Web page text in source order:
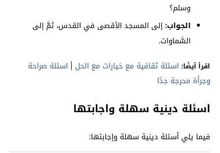
وسلم؟
الجواب: إلى المسجد الأقصى في القدس، ثمَّ إلى
السَّماوات.
اقرأ أيضًا: اسئلة ثقافية مع خيارات مع الحل | اسئلة صراحة
وجرأة محرجة جدًا
اسئلة دينية سهلة واجابتها
فيما يلي أسئلة دينية سهلة وإجابتها: